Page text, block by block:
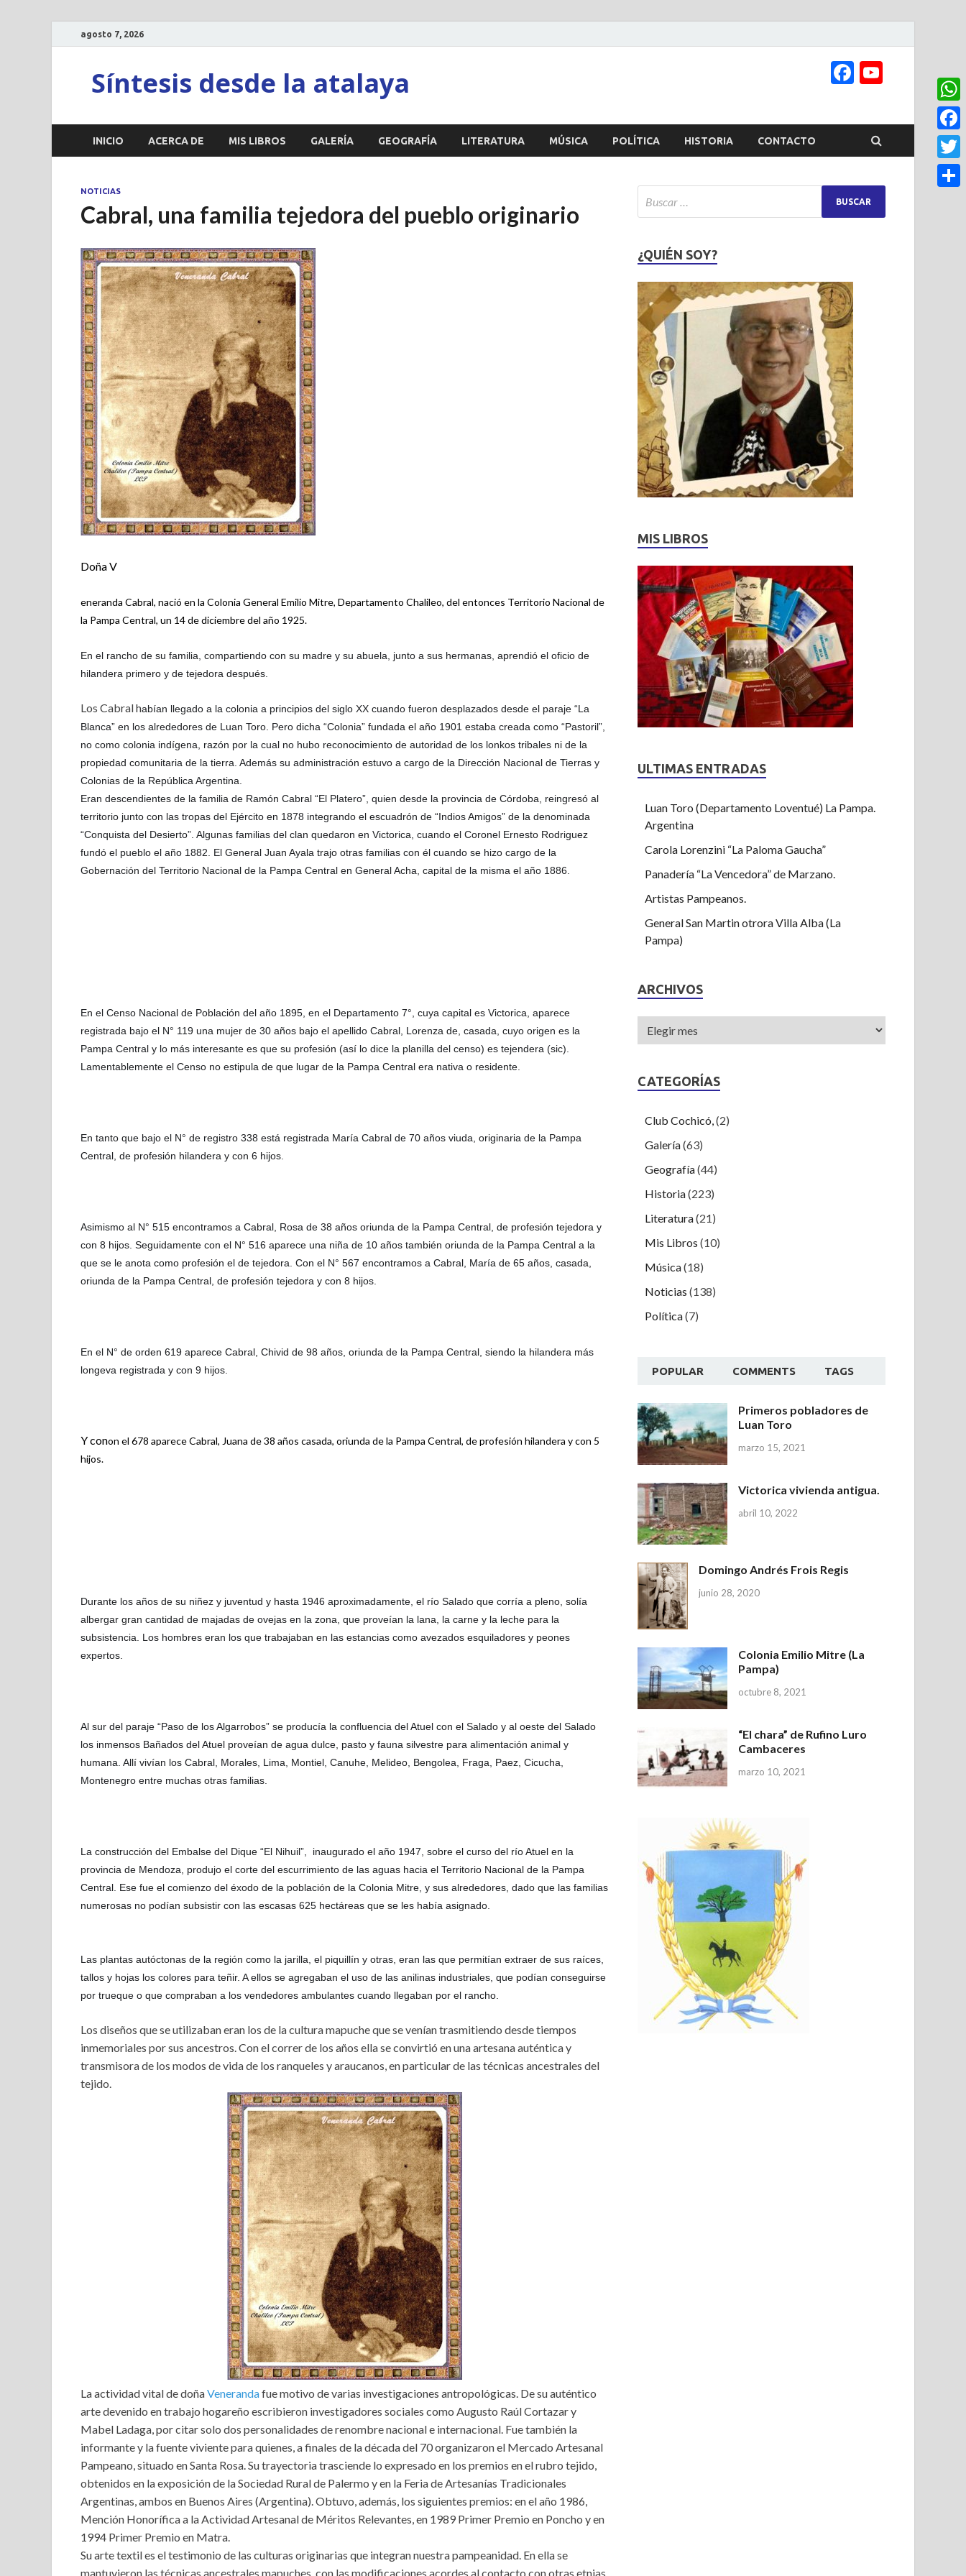
agosto 7, 2026
Síntesis desde la atalaya Facebook
Channel
INICIO ACERCA DE MIS LIBROS GALERÍA GEOGRAFÍA LITERATURA MÚSICA POLÍTICA HISTORIA CONTACTO
NOTICIAS
Cabral, una familia tejedora del pueblo originario
Doña V
eneranda Cabral, nació en la Colonia General Emilio Mitre, Departamento Chalileo, del entonces Territorio Nacional de
la Pampa Central, un 14 de diciembre del año 1925.
En el rancho de su familia, compartiendo con su madre y su abuela, junto a sus hermanas, aprendió el oficio de
hilandera primero y de tejedora después.
Los Cabral habían llegado a la colonia a principios del siglo XX cuando fueron desplazados desde el paraje “La
Blanca” en los alrededores de Luan Toro. Pero dicha “Colonia” fundada el año 1901 estaba creada como “Pastoril”,
no como colonia indígena, razón por la cual no hubo reconocimiento de autoridad de los lonkos tribales ni de la
propiedad comunitaria de la tierra. Además su administración estuvo a cargo de la Dirección Nacional de Tierras y
Colonias de la República Argentina.
Eran descendientes de la familia de Ramón Cabral “El Platero”, quien desde la provincia de Córdoba, reingresó al
territorio junto con las tropas del Ejército en 1878 integrando el escuadrón de “Indios Amigos” de la denominada
“Conquista del Desierto”. Algunas familias del clan quedaron en Victorica, cuando el Coronel Ernesto Rodriguez
fundó el pueblo el año 1882. El General Juan Ayala trajo otras familias con él cuando se hizo cargo de la
Gobernación del Territorio Nacional de la Pampa Central en General Acha, capital de la misma el año 1886.
En el Censo Nacional de Población del año 1895, en el Departamento 7°, cuya capital es Victorica, aparece
registrada bajo el N° 119 una mujer de 30 años bajo el apellido Cabral, Lorenza de, casada, cuyo origen es la
Pampa Central y lo más interesante es que su profesión (así lo dice la planilla del censo) es tejendera (sic).
Lamentablemente el Censo no estipula de que lugar de la Pampa Central era nativa o residente.
En tanto que bajo el N° de registro 338 está registrada María Cabral de 70 años viuda, originaria de la Pampa
Central, de profesión hilandera y con 6 hijos.
Asimismo al N° 515 encontramos a Cabral, Rosa de 38 años oriunda de la Pampa Central, de profesión tejedora y
con 8 hijos. Seguidamente con el N° 516 aparece una niña de 10 años también oriunda de la Pampa Central a la
que se le anota como profesión el de tejedora. Con el N° 567 encontramos a Cabral, María de 65 años, casada,
oriunda de la Pampa Central, de profesión tejedora y con 8 hijos.
En el N° de orden 619 aparece Cabral, Chivid de 98 años, oriunda de la Pampa Central, siendo la hilandera más
longeva registrada y con 9 hijos.
Y conon el 678 aparece Cabral, Juana de 38 años casada, oriunda de la Pampa Central, de profesión hilandera y con 5
hijos.
Durante los años de su niñez y juventud y hasta 1946 aproximadamente, el río Salado que corría a pleno, solía
albergar gran cantidad de majadas de ovejas en la zona, que proveían la lana, la carne y la leche para la
subsistencia. Los hombres eran los que trabajaban en las estancias como avezados esquiladores y peones
expertos.
Al sur del paraje “Paso de los Algarrobos” se producía la confluencia del Atuel con el Salado y al oeste del Salado
los inmensos Bañados del Atuel proveían de agua dulce, pasto y fauna silvestre para alimentación animal y
humana. Allí vivían los Cabral, Morales, Lima, Montiel, Canuhe, Melideo, Bengolea, Fraga, Paez, Cicucha,
Montenegro entre muchas otras familias.
La construcción del Embalse del Dique “El Nihuil”, inaugurado el año 1947, sobre el curso del río Atuel en la
provincia de Mendoza, produjo el corte del escurrimiento de las aguas hacia el Territorio Nacional de la Pampa
Central. Ese fue el comienzo del éxodo de la población de la Colonia Mitre, y sus alrededores, dado que las familias
numerosas no podían subsistir con las escasas 625 hectáreas que se les había asignado.
Las plantas autóctonas de la región como la jarilla, el piquillín y otras, eran las que permitían extraer de sus raíces,
tallos y hojas los colores para teñir. A ellos se agregaban el uso de las anilinas industriales, que podían conseguirse
por trueque o que compraban a los vendedores ambulantes cuando llegaban por el rancho.
Los diseños que se utilizaban eran los de la cultura mapuche que se venían trasmitiendo desde tiempos
inmemoriales por sus ancestros. Con el correr de los años ella se convirtió en una artesana auténtica y
transmisora de los modos de vida de los ranqueles y araucanos, en particular de las técnicas ancestrales del
tejido.
La actividad vital de doñaVenerandafue motivo de varias investigaciones antropológicas. De su auténtico
arte devenido en trabajo hogareño escribieron investigadores sociales como Augusto Raúl Cortazar y
Mabel Ladaga, por citar solo dos personalidades de renombre nacional e internacional. Fue también la
informante y la fuente viviente para quienes, a finales de la década del 70 organizaron el Mercado Artesanal
Pampeano, situado en Santa Rosa. Su trayectoria trasciende lo expresado en los premios en el rubro tejido,
obtenidos en la exposición de la Sociedad Rural de Palermo y en la Feria de Artesanías Tradicionales
Argentinas, ambos en Buenos Aires (Argentina). Obtuvo, además, los siguientes premios: en el año 1986,
Mención Honorífica a la Actividad Artesanal de Méritos Relevantes, en 1989 Primer Premio en Poncho y en
1994 Primer Premio en Matra.
Su arte textil es el testimonio de las culturas originarias que integran nuestra pampeanidad. En ella se
mantuvieron las técnicas ancestrales mapuches, con las modificaciones acordes al contacto con otras etnias.
¿QUIÉN SOY?
MIS LIBROS
ULTIMAS ENTRADAS
Luan Toro (Departamento Loventué) La Pampa.
Argentina
Carola Lorenzini “La Paloma Gaucha”
Panadería “La Vencedora” de Marzano.
Artistas Pampeanos.
General San Martin otrora Villa Alba (La
Pampa)
ARCHIVOS
CATEGORÍAS
Club Cochicó,(2)
Galería(63)
Geografía(44)
Historia(223)
Literatura(21)
Mis Libros (10)
Música(18)
Noticias (138)
Política(7)
POPULAR COMMENTS TAGS
Primeros pobladores de
Luan Toro
marzo 15, 2021
Victorica vivienda antigua.
abril 10, 2022
Domingo Andrés Frois Regis
junio 28, 2020
Colonia Emilio Mitre (La
Pampa)
octubre 8, 2021
“El chara” de Rufino Luro
Cambaceres
marzo 10, 2021